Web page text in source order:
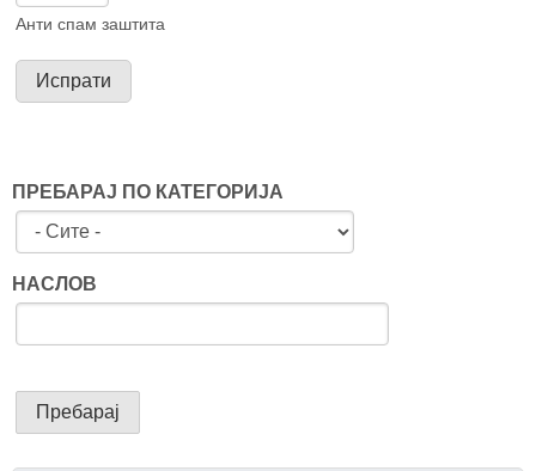
Анти спам заштита
ПРЕБАРАЈ ПО КАТЕГОРИЈА
НАСЛОВ